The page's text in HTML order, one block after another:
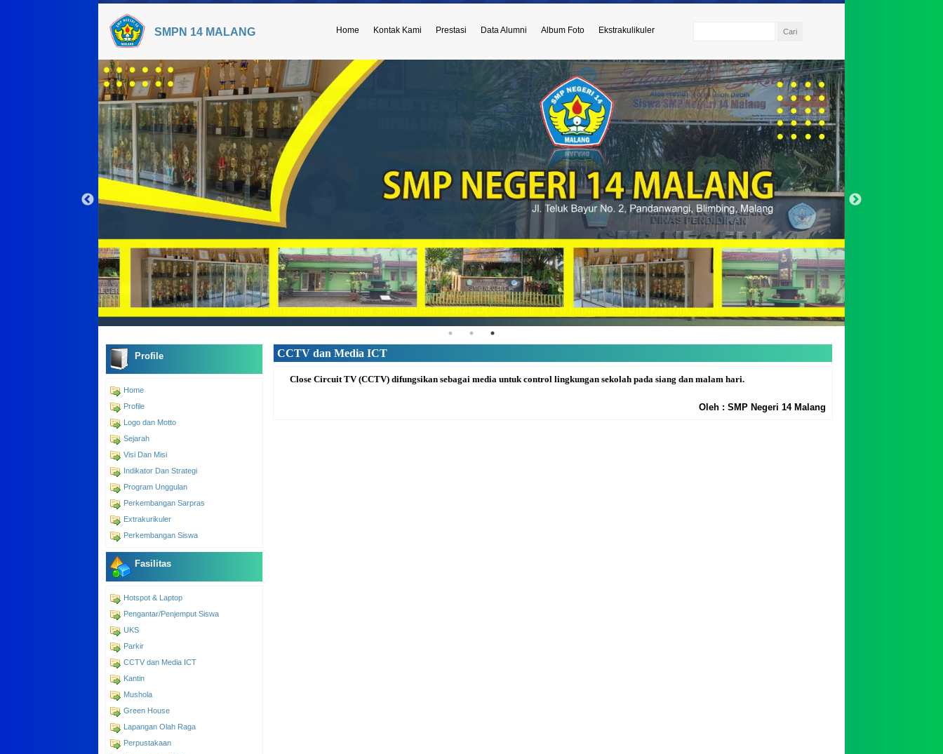
SMPN 14 MALANG Home Kontak Kami Prestasi Data Alumni Album Foto Ekstrakulikuler
Serah Terima Jabatan Kepala Sekolah dari Bapak Drs. Sukarji, M.Pd kepada Ibu Umi Kulsum, S.Pd
Profile
Home
Profile
Logo dan Motto
Sejarah
Visi Dan Misi
Indikator Dan Strategi
Program Unggulan
Perkembangan Sarpras
Extrakurikuler
Perkembangan Siswa
Fasilitas
Hotspot & Laptop
Pengantar/Penjemput Siswa
UKS
Parkir
CCTV dan Media ICT
Kantin
Mushola
Green House
Lapangan Olah Raga
Perpustakaan
CCTV dan Media ICT
Close Circuit TV (CCTV) difungsikan sebagai media untuk control lingkungan sekolah pada siang dan malam hari.
Oleh : SMP Negeri 14 Malang